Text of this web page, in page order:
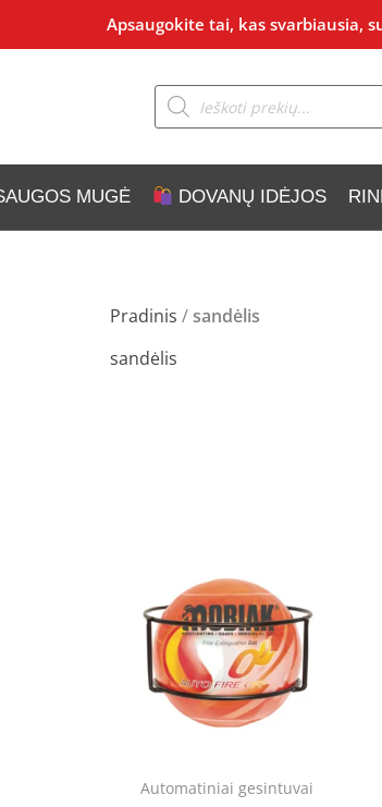
Apsaugokite tai, kas svarbiausia,
Products
search
MUGĖ DOVANŲ IDĖJOS
Pradinis /sandėlis
sandėlis
Automatiniai gesintuvai